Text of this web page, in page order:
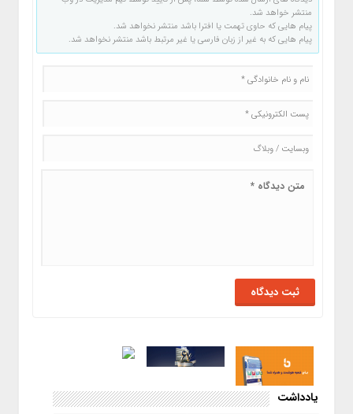
منتشر خواهد شد.
پیام هایی که حاوی تهمت یا افترا باشد منتشر نخواهد شد.
پیام هایی که به غیر از زبان فارسی یا غیر مرتبط باشد منتشر نخواهد شد.
یادداشت